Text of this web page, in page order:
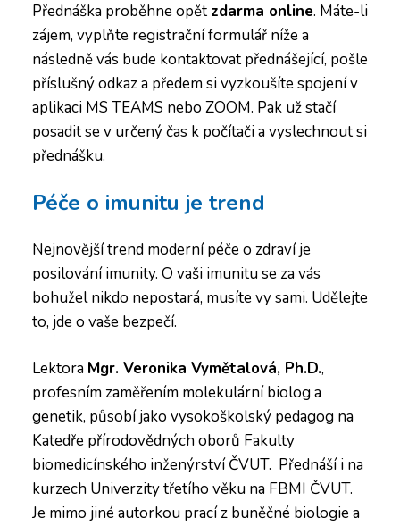
Přednáška proběhne opět zdarma online. Máte-li
zájem, vyplňte registrační formulář níže a
následně vás bude kontaktovat přednášející, pošle
příslušný odkaz a předem si vyzkoušíte spojení v
aplikaci MS TEAMS nebo ZOOM. Pak už stačí
posadit se v určený čas k počítači a vyslechnout si
přednášku.
Péče o imunitu je trend
Nejnovější trend moderní péče o zdraví je
posilování imunity. O vaši imunitu se za vás
bohužel nikdo nepostará, musíte vy sami. Udělejte
to, jde o vaše bezpečí.
Lektora Mgr. Veronika Vymětalová, Ph.D.,
profesním zaměřením molekulární biolog a
genetik, působí jako vysokoškolský pedagog na
Katedře přírodovědných oborů Fakulty
biomedicínského inženýrství ČVUT. Přednáší i na
kurzech Univerzity třetího věku na FBMI ČVUT.
Je mimo jiné autorkou prací z buněčné biologie a